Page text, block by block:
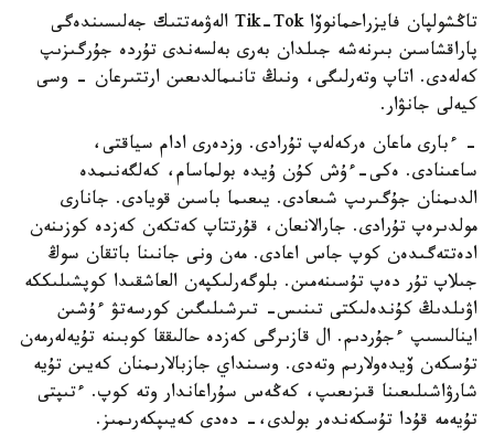
تاڭشولپان فايزراحمانوۆا Tik-Tok الەۋمەتتىك جەلىسىندەگى
پاراقشاسىن بىرنەشە جىلدان بەرى بەلسەندى تۇردە جۇرگىزىپ
كەلەدى. اتاپ وتەرلىگى، ونىڭ تانىمالدىعىن ارتتىرعان - وسى
كيەلى جانۋار.
- ءبارى ماعان ەركەلەپ تۇرادى. وزدەرى ادام سياقتى،
ساعىنادى. ەكى-ءۇش كۇن ۇيدە بولماسام، كەلگەنىمدە
الدىمنان جۇگىرىپ شىعادى. يىعىما باسىن قويادى. جانارى
مولدىرەپ تۇرادى. جارالانعان، قۇرتتاپ كەتكەن كەزدە كوزىنەن
ادەتتەگىدەن كوپ جاس اعادى. مەن ونى جانىنا باتقان سوڭ
جىلاپ تۇر دەپ تۇسىنەمىن. بلوگەرلىكپەن العاشقىدا كوپشىلىككە
اۋىلدىڭ كۇندەلىكتى تىنىس- تىرشىلىگىن كورسەتۋ ءۇشىن
اينالىسىپ ءجۇردىم. ال قازىرگى كەزدە حالىققا كوبىنە تۇيەلەرمەن
تۇسكەن ۆيدەولارىم وتەدى. وسىنداي جازبالارىمنان كەيىن تۇيە
شارۋاشىلىعىنا قىزىعىپ، كەڭەس سۇراعاندار وتە كوپ. ءتىپتى
تۇيەمە قۇدا تۇسكەندەر بولدى،- دەدى كەيىپكەرىمىز.